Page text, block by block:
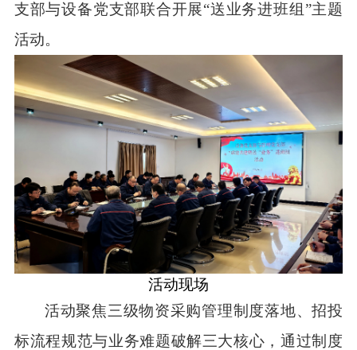
支部与设备党支部联合开展“送业务进班组 ”主题
活动。
活动现场
活动聚焦三级物资采购管理制度落地、招投
标流程规范与业务难题破解三大核心，通过制度